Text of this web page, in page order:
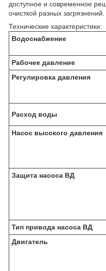
доступное и современное
очисткой разных загрязнений.
Технические характеристики:
Водоснабжение
Рабочее давление
Регулировка давления
Расход воды
Насос высокого давления
Защита насоса ВД
Тип привода насоса ВД
Двигатель